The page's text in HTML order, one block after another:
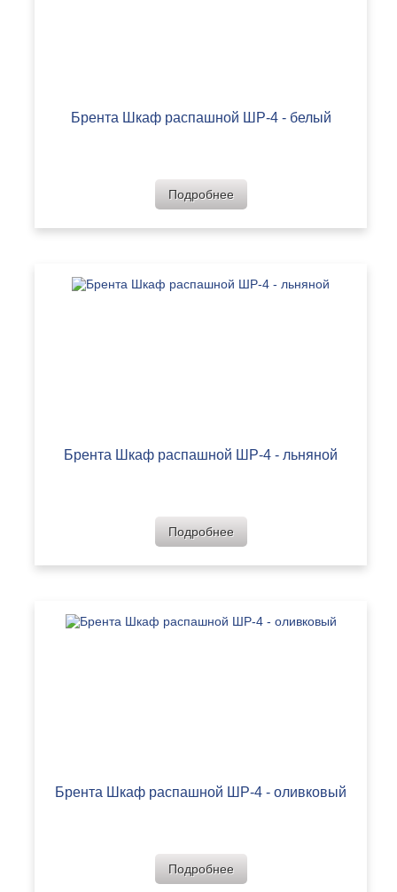
Брента Шкаф распашной ШР-4 - белый
Подробнее
Брента Шкаф распашной ШР-4 - льняной
Подробнее
Брента Шкаф распашной ШР-4 - оливковый
Подробнее